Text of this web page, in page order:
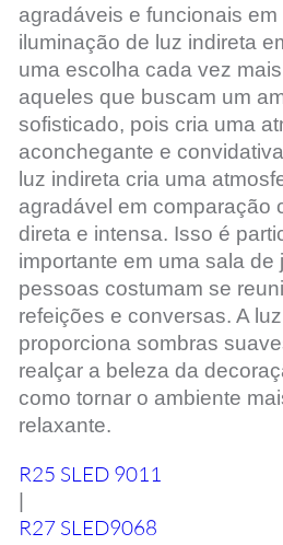
agradáveis e funcionais
iluminação de luz indireta
uma escolha cada vez
aqueles que buscam um
sofisticado, pois cria uma
aconchegante e
luz indireta cria uma
agradável em comparação
direta e intensa. Isso é
importante em uma sala de
pessoas costumam se
refeições e conversas. A
proporciona sombras
realçar a beleza da
como tornar o ambiente
relaxante.
R25 SLED 9011
R27 SLED9068